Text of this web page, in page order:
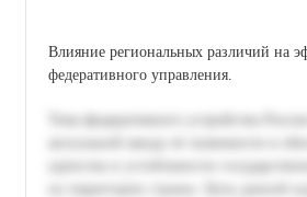
Влияние региональных различий на
федеративного управления.